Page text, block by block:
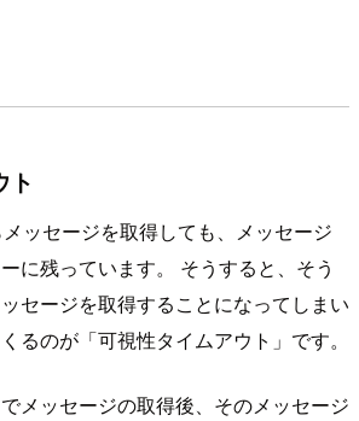
ト
ッセージを取得しても、メッセージ
に残っています。 そうすると、そう
セージを取得することになってしまい
るのが「可視性タイムアウト」です。
メッセージの取得後、そのメッセージ